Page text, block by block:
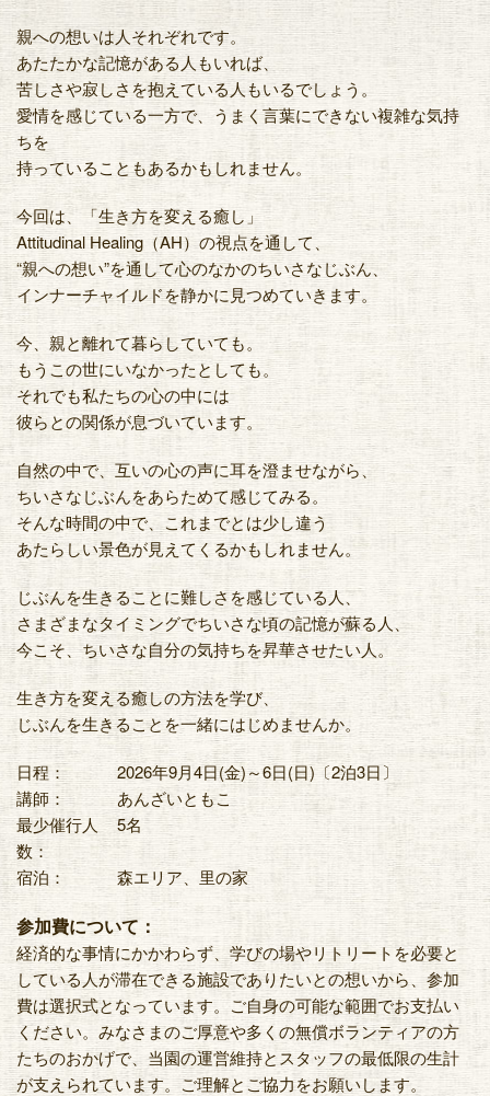
親への想いは人それぞれです。
あたたかな記憶がある人もいれば、
苦しさや寂しさを抱えている人もいるでしょう。
愛情を感じている一方で、うまく言葉にできない複雑な気持
ちを
持っていることもあるかもしれません。
今回は、「生き方を変える癒し」
Attitudinal Healing（AH）の視点を通して、
“親への想い”を通して心のなかのちいさなじぶん、
インナーチャイルドを静かに見つめていきます。
今、親と離れて暮らしていても。
もうこの世にいなかったとしても。
それでも私たちの心の中には
彼らとの関係が息づいています。
自然の中で、互いの心の声に耳を澄ませながら、
ちいさなじぶんをあらためて感じてみる。
そんな時間の中で、これまでとは少し違う
あたらしい景色が見えてくるかもしれません。
じぶんを生きることに難しさを感じている人、
さまざまなタイミングでちいさな頃の記憶が蘇る人、
今こそ、ちいさな自分の気持ちを昇華させたい人。
生き方を変える癒しの方法を学び、
じぶんを生きることを一緒にはじめませんか。
日程：
2026年9月4日(金)～6日(日)〔2泊3日〕
講師：
あんざいともこ
最少催行人
数：
5名
宿泊： 森エリア、里の家
参加費について：
経済的な事情にかかわらず、学びの場やリトリートを必要と
している人が滞在できる施設でありたいとの想いから、参加
費は選択式となっています。ご自身の可能な範囲でお支払い
ください。みなさまのご厚意や多くの無償ボランティアの方
たちのおかげで、当園の運営維持とスタッフの最低限の生計
が支えられています。ご理解とご協力をお願いします。